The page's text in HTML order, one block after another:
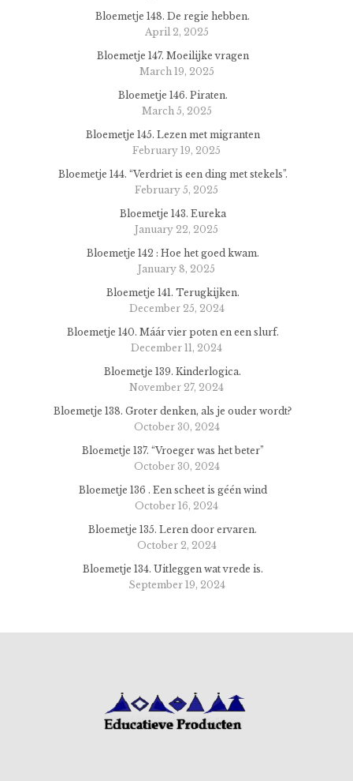
Bloemetje 148. De regie hebben.
April 2, 2025
Bloemetje 147. Moeilijke vragen
March 19, 2025
Bloemetje 146. Piraten.
March 5, 2025
Bloemetje 145. Lezen met migranten
February 19, 2025
Bloemetje 144. “Verdriet is een ding met stekels”.
February 5, 2025
Bloemetje 143. Eureka
January 22, 2025
Bloemetje 142 : Hoe het goed kwam.
January 8, 2025
Bloemetje 141. Terugkijken.
December 25, 2024
Bloemetje 140. Máár vier poten en een slurf.
December 11, 2024
Bloemetje 139. Kinderlogica.
November 27, 2024
Bloemetje 138. Groter denken, als je ouder wordt?
October 30, 2024
Bloemetje 137. “Vroeger was het beter”
October 30, 2024
Bloemetje 136 . Een scheet is géén wind
October 16, 2024
Bloemetje 135. Leren door ervaren.
October 2, 2024
Bloemetje 134. Uitleggen wat vrede is.
September 19, 2024